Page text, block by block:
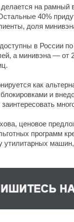
на рамный
40%
доля
в России по
а минивэна — от
как
и
ценовое
программ
утилитарных